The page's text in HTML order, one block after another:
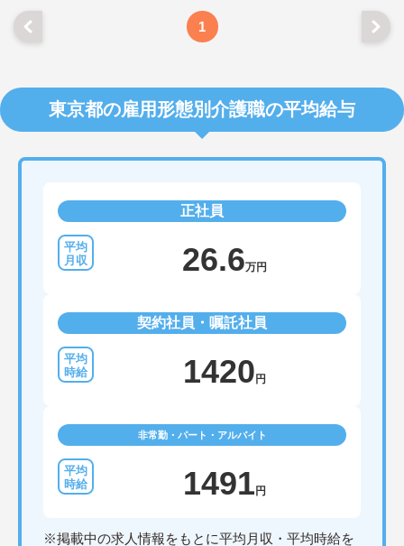
1
東京都の雇用形態別介護職の平均給与
正社員
26.6万円
契約社員・嘱託社員
1420 円
非常勤・パート・アルバイト
1491 円
※掲載中の求人情報をもとに平均月収・平均時給を